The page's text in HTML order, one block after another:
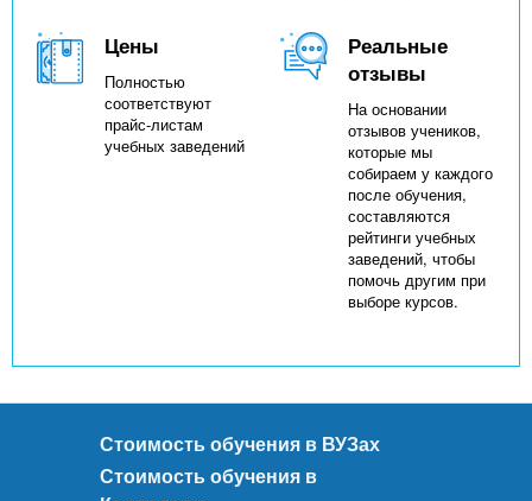
Цены
Полностью
соответствуют
прайс-листам
учебных заведений
Реальные
отзывы
На основании
отзывов учеников,
которые мы
собираем у каждого
после обучения,
составляются
рейтинги учебных
заведений, чтобы
помочь другим при
выборе курсов.
Стоимость обучения в ВУЗах
Стоимость обучения в